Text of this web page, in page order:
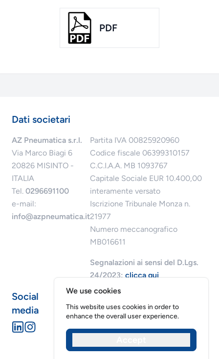
PDF
Dati societari
AZ Pneumatica s.r.l.
Via Marco Biagi 6
20826 MISINTO -
ITALIA
Tel. 0296691100
e-mail:
info@azpneumatica.it
Partita IVA 00825920960
Codice fiscale 06399310157
C.C.I.A.A. MB 1093767
Capitale Sociale EUR 10.400,00
interamente versato
Iscrizione Tribunale Monza n.
21977
Numero meccanografico
MB016611
Segnalazioni ai sensi del D.Lgs.
24/2023:clicca qui
Social
media
Riservatezza dei datiCookies
We use cookies
This website uses cookies in order to
enhance the overall user experience.